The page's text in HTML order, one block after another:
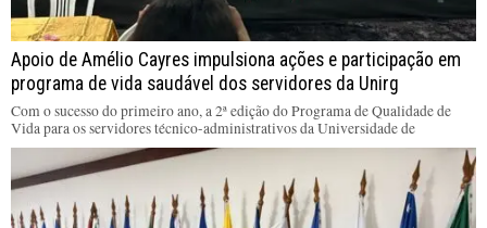
Apoio de Amélio Cayres impulsiona ações e participação em
programa de vida saudável dos servidores da Unirg
Com o sucesso do primeiro ano, a 2ª edição do Programa de Qualidade de
Vida para os servidores técnico-administrativos da Universidade de